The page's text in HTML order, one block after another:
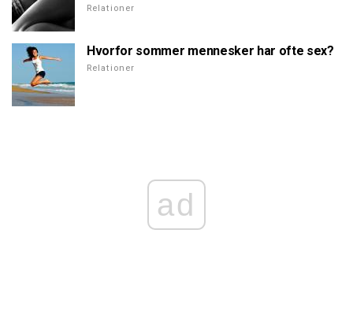
Relationer
Hvorfor sommer mennesker har ofte sex?
Relationer
ad